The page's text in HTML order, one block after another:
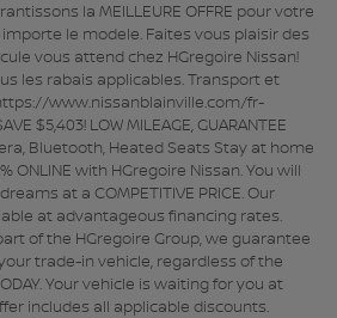
la MEILLEURE OFFRE pour votre
le modele. Faites vous plaisir des
vous attend chez HGregoire Nissan!
les rabais applicables. Transport et
www.nissanblainville.com/fr-
$5,403! LOW MILEAGE, GUARANTEE
Bluetooth, Heated Seats Stay at home
ONLINE with HGregoire Nissan. You will
at a COMPETITIVE PRICE. Our
at advantageous financing rates.
of the HGregoire Group, we guarantee
trade-in vehicle, regardless of the
Your vehicle is waiting for you at
includes all applicable discounts.